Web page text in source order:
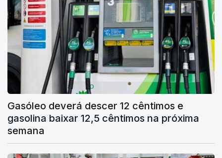
Gasóleo deverá descer 12 cêntimos e
gasolina baixar 12,5 cêntimos na próxima
semana